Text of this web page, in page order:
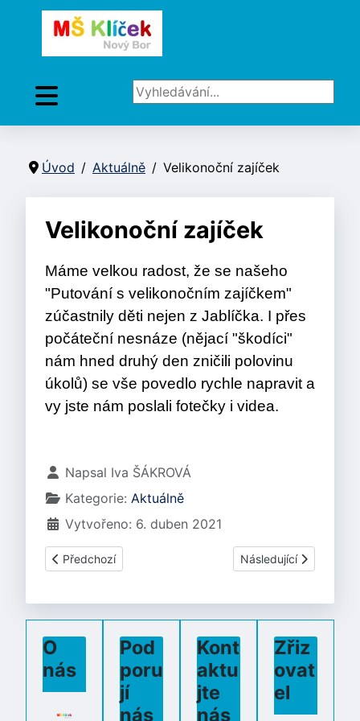
Vyhledávání...
Úvod Aktuálně Velikonoční zajíček
Velikonoční zajíček
Máme velkou radost, že se našeho
"Putování s velikonočním zajíčkem"
zúčastnily děti nejen z Jablíčka. I přes
počáteční nesnáze (nějací "škodíci"
nám hned druhý den zničili polovinu
úkolů) se vše povedlo rychle napravit a
vy jste nám poslali fotečky i videa.
Základní údaje
Napsal Iva ŠÁKROVÁ
Kategorie: Aktuálně
Vytvořeno: 6. duben 2021
Předchozí článek: Květen 2021
Předchozí Další článek:
Následující
O
nás
Pod
poru
jí
nás
Kont
aktu
jte
nás
Zřiz
ovat
el